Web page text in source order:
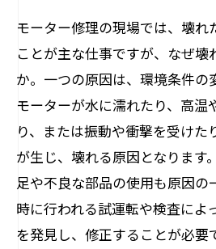
モーター修理の現場では、壊れ
ことが主な仕事ですが、なぜ壊
か。一つの原因は、環境条件の
モーターが水に濡れたり、高温
り、または振動や衝撃を受けた
が生じ、壊れる原因となります
足や不良な部品の使用も原因の
時に行われる試運転や検査によ
を発見し、修正することが必要